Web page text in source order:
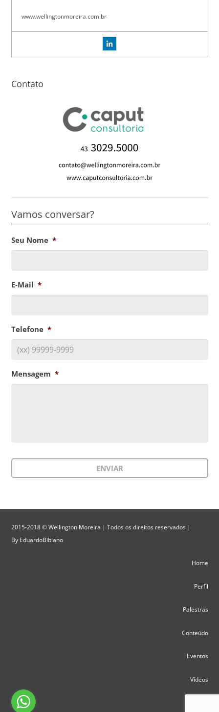
www.wellingtonmoreira.com.br
Contato
Vamos conversar?
Seu Nome *
E-Mail *
Telefone *
Mensagem *
2015-2018 © Wellington Moreira | Todos os direitos reservados |
By EduardoBibiano
Home
Perfil
Palestras
Conteúdo
Eventos
Vídeos